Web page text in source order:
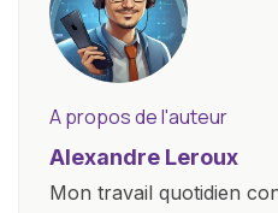
A propos de l'auteur
Alexandre Leroux
Mon travail quotidien